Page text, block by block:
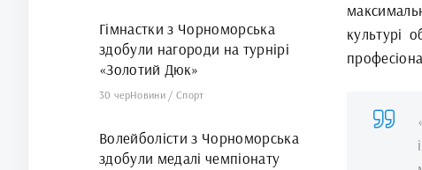
культурі
Гімнастки з Чорноморська
здобули нагороди на турнірі
«Золотий Дюк»
30 черНовини /Спорт
Волейболісти з Чорноморська
здобули медалі чемпіонату